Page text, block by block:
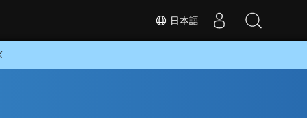
日本語